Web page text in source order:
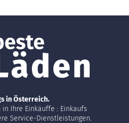
in Österreich.
Ihre Einkäuffe : Einkaufs
Service-Dienstleistungen.